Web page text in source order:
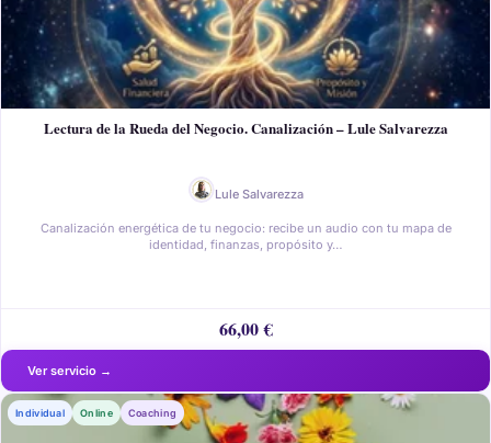
Lectura de la Rueda del Negocio. Canalización – Lule Salvarezza
Lule Salvarezza
66,00€
Canalización energética de tu negocio: recibe un audio con tu mapa de
identidad, finanzas, propósito y…
Individual Online Coaching